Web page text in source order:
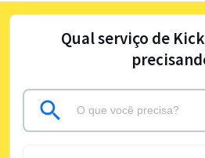
Qual serviço de